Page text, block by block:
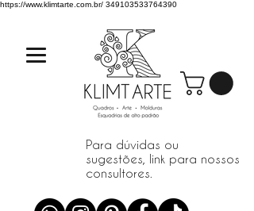
https://www.klimtarte.com.br/ 349103533764390
Para dúvidas ou
sugestões, link para nossos
consultores.